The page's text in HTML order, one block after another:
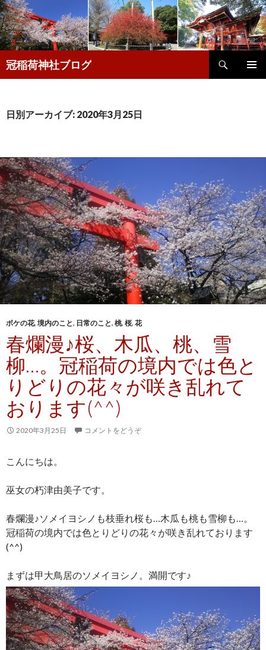
冠稲荷神社ブログ
索
ン
動
日別アーカイブ: 2020年3月25日
ボケの花, 境内のこと, 日常のこと, 桃, 桜, 花
春爛漫♪桜、木瓜、桃、雪
柳…。冠稲荷の境内では色と
りどりの花々が咲き乱れて
おります(^^)
2020年3月25日 コメントをどうぞ
こんにちは。
巫女の朽津由美子です。
春爛漫♪ソメイヨシノも枝垂れ桜も…木瓜も桃も雪柳も…。
冠稲荷の境内では色とりどりの花々が咲き乱れております
(^^)
まずは甲大鳥居のソメイヨシノ。満開です♪